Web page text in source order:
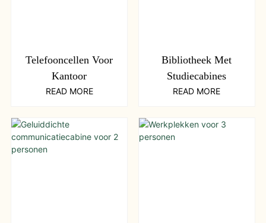
Telefooncellen Voor
Kantoor
READ MORE
Bibliotheek Met
Studiecabines
READ MORE